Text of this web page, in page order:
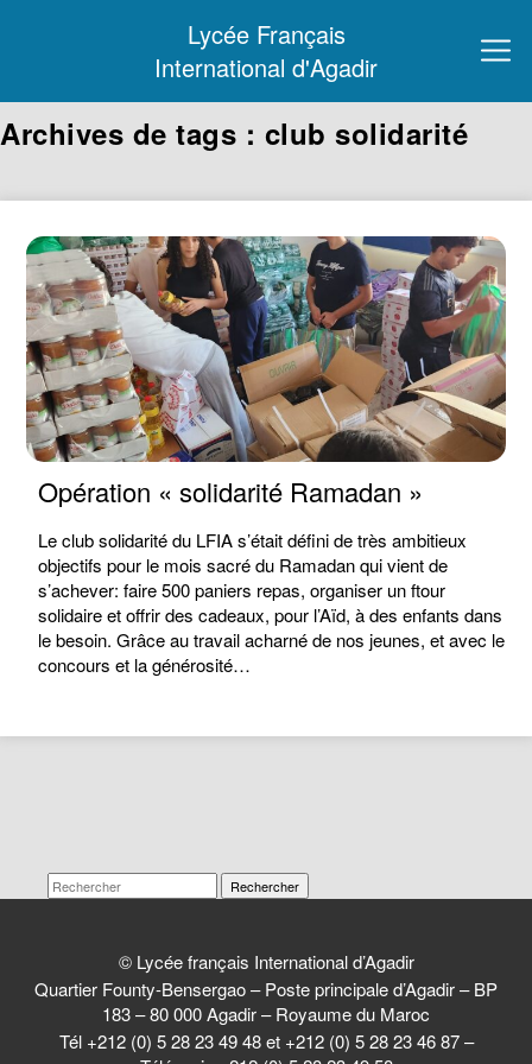
Lycée Français
International d'Agadir
Archives de tags : club solidarité
Opération « solidarité Ramadan »
Le club solidarité du LFIA s’était défini de très ambitieux
objectifs pour le mois sacré du Ramadan qui vient de
s’achever: faire 500 paniers repas, organiser un ftour
solidaire et offrir des cadeaux, pour l’Aïd, à des enfants dans
le besoin. Grâce au travail acharné de nos jeunes, et avec le
concours et la générosité…
Rechercher
© Lycée français International d’Agadir
Quartier Founty-Bensergao – Poste principale d’Agadir – BP
183 – 80 000 Agadir – Royaume du Maroc
Tél +212 (0) 5 28 23 49 48 et +212 (0) 5 28 23 46 87 –